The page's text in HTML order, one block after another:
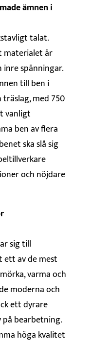
ämnen i
talat.
materialet är
spänningar.
till ben i
med 750
vanligt
ben av flera
ska slå sig
och nöjdare
sig till
av de mest
varma och
moderna och
ett dyrare
bearbetning.
höga kvalitet